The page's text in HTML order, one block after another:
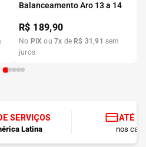
Balanceamento Aro 13 a 14
R$ 189,90
No PIX ou7x de R$ 31 ,91 sem
juros
SERVIÇOS
Latina
ATÉ
nos